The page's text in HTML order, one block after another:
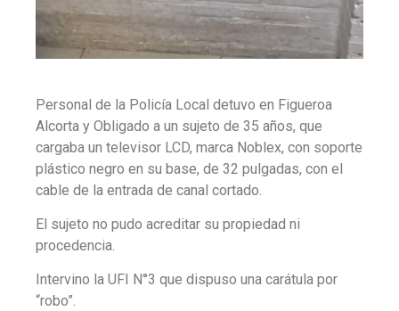
Personal de la Policía Local detuvo en Figueroa
Alcorta y Obligado a un sujeto de 35 años, que
cargaba un televisor LCD, marca Noblex, con soporte
plástico negro en su base, de 32 pulgadas, con el
cable de la entrada de canal cortado.
El sujeto no pudo acreditar su propiedad ni
procedencia.
Intervino la UFI N°3 que dispuso una carátula por
“robo”.